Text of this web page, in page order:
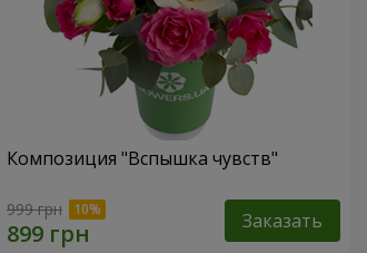
Композиция "Вспышка чувств"
999 грн Заказать